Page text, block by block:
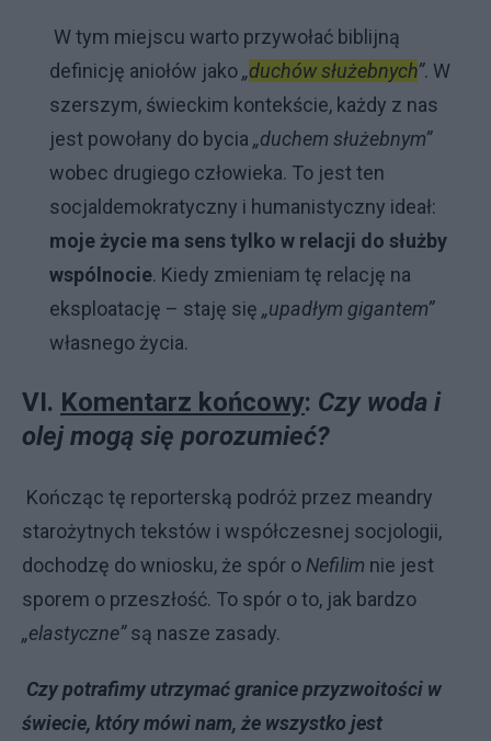
W tym miejscu warto przywołać biblijną
definicję aniołów jako„duchów służebnych”. W
szerszym, świeckim kontekście, każdy z nas
jest powołany do bycia „duchem służebnym”
wobec drugiego człowieka. To jest ten
socjaldemokratyczny i humanistyczny ideał:
moje życie ma sens tylko w relacji do służby
wspólnocie. Kiedy zmieniam tę relację na
eksploatację – staję się „upadłym gigantem”
własnego życia.
VI. Komentarz końcowy: Czy woda i
olej mogą się porozumieć?
Kończąc tę reporterską podróż przez meandry
starożytnych tekstów i współczesnej socjologii,
dochodzę do wniosku, że spór o Nefilim nie jest
sporem o przeszłość. To spór o to, jak bardzo
„elastyczne”są nasze zasady.
Czy potrafimy utrzymać granice przyzwoitości w
świecie, który mówi nam, że wszystko jest